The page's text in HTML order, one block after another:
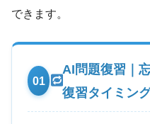
できます。
01
AI問題復習｜
復習タイミン